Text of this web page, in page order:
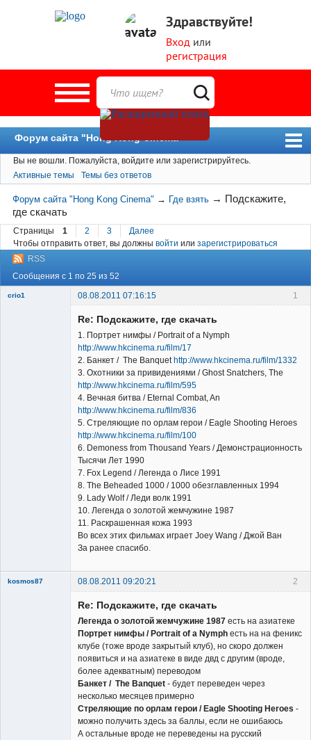
Здравствуйте!
Вход или
регистрация
Форум сайта "Hong Kong Cinema"
Форум
Новости
Пользователи
Поиск
Вы не вошли. Пожалуйста, войдите или зарегистрируйтесь.
Активные темы
Темы без ответов
Форум сайта "Hong Kong Cinema" → Где взять → Подскажите,
где скачать
Страницы 1 2 3
Далее
Чтобы отправить ответ, вы должны войти или зарегистрироваться
RSS
Сообщения с 1 по 25 из 52
1
crio1
08.08.2011 07:16:15
Re: Подскажите, где скачать
1. Портрет нимфы / Portrait of a Nymph
http://www.hkcinema.ru/film/17
2. Банкет / The Banquet http://www.hkcinema.ru/film/1332
3. Охотники за привидениями / Ghost Snatchers, The
http://www.hkcinema.ru/film/595
4. Вечная битва / Eternal Combat, An
http://www.hkcinema.ru/film/836
5. Стреляющие по орлам герои / Eagle Shooting Heroes
http://www.hkcinema.ru/film/100
6. Demoness from Thousand Years / Демонстрационность
Тысячи Лет 1990
7. Fox Legend / Легенда о Лисе 1991
8. The Beheaded 1000 / 1000 обезглавленных 1994
9. Lady Wolf / Леди волк 1991
10. Легенда о золотой жемчужине 1987
11. Раскрашенная кожа 1993
Во всех этих фильмах играет Joey Wang / Джой Ван
За ранее спасибо.
2
kosmos87 08.08.2011 09:20:21
Re: Подскажите, где скачать
Легенда о золотой жемчужине 1987 есть на азиатеке
Портрет нимфы / Portrait of a Nymph есть на на феникс
клубе (тоже вроде закрытый клуб), но скоро должен
появиться и на азиатеке в виде двд с другим (вроде,
более адекватным) переводом
Банкет / The Banquet - будет переведен через
несколько месяцев примерно
Стреляющие по орлам герои / Eagle Shooting Heroes -
можно получить здесь за баллы, если не ошибаюсь
А остальные вроде не переведены на русский